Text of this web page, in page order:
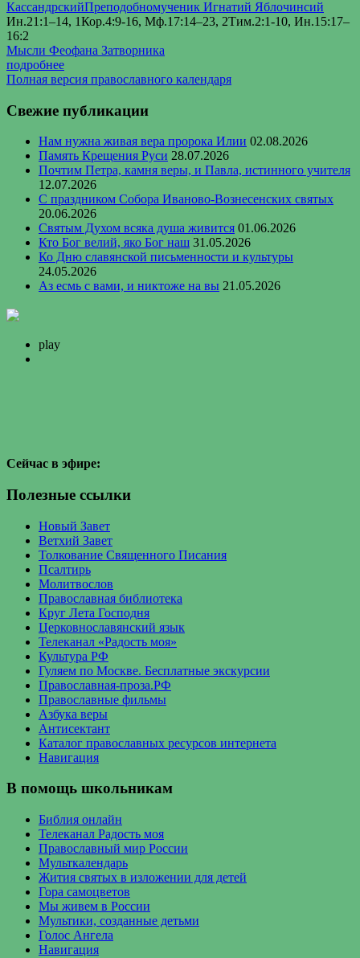
КассандрскийПреподобномученик Игнатий Яблочинсий
Ин.21:1–14, 1Кор.4:9-16, Мф.17:14–23, 2Тим.2:1-10, Ин.15:17–
16:2
Мысли Феофана Затворника
подробнее
Полная версия православного календаря
Свежие публикации
Нам нужна живая вера пророка Илии 02.08.2026
Память Крещения Руси 28.07.2026
Почтим Петра, камня веры, и Павла, истинного учителя
12.07.2026
С праздником Собора Иваново-Вознесенских святых
20.06.2026
Святым Духом всяка душа живится 01.06.2026
Кто Бог велий, яко Бог наш 31.05.2026
Ко Дню славянской письменности и культуры
24.05.2026
Аз есмь с вами, и никтоже на вы 21.05.2026
play
Сейчас в эфире:
Полезные ссылки
Новый Завет
Ветхий Завет
Толкование Священного Писания
Псалтирь
Молитвослов
Православная библиотека
Круг Лета Господня
Церковнославянский язык
Телеканал «Радость моя»
Культура РФ
Гуляем по Москве. Бесплатные экскурсии
Православная-проза.РФ
Православные фильмы
Азбука веры
Антисектант
Каталог православных ресурсов интернета
Навигация
В помощь школьникам
Библия онлайн
Телеканал Радость моя
Православный мир России
Мульткалендарь
Жития святых в изложении для детей
Гора самоцветов
Мы живем в России
Мультики, созданные детьми
Голос Ангела
Навигация